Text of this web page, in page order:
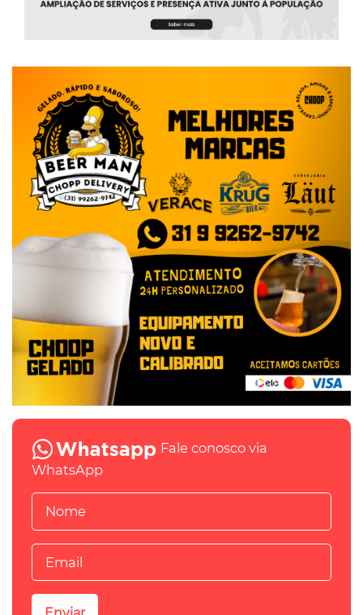
Fale conosco via
WhatsApp